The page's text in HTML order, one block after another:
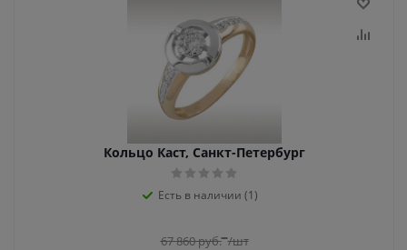
Кольцо Каст, Санкт-Петербург
Есть в наличии (1)
67 860руб. /шт